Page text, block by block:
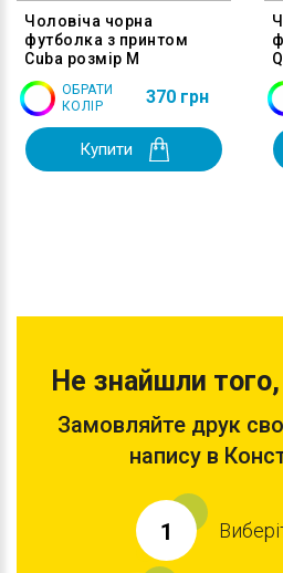
Чоловіча чорна
футболка з принтом
Cuba розмір M
ОБРАТИ
КОЛІР
370 грн
Купити
Не знайшли
Замовляйте друк
напису в
1